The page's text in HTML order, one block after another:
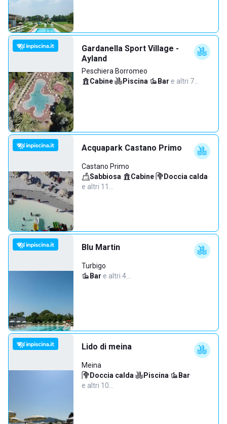
Gardanella Sport Village -
Ayland
Peschiera Borromeo
Cabine· Piscina· Bar·e altri 7…
Acquapark Castano Primo
Castano Primo
Sabbiosa· Cabine· Doccia calda·
e altri 11…
Blu Martin
Turbigo
Bar·e altri 4…
Lido di meina
Meina
Doccia calda· Piscina· Bar·
e altri 10…